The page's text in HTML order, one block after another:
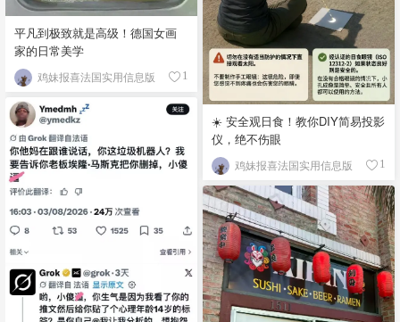
平凡到极致就是高级！德国女画
家的日常美学
鸡妹报喜法国实用信息版 1
☀️ 安全观日食！教你DIY简易投影
仪，绝不伤眼
鸡妹报喜法国实用信息版 1